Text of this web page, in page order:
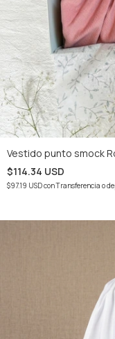
Vestido punto smock
$114.34 USD
$97.19 USDconTransferencia o